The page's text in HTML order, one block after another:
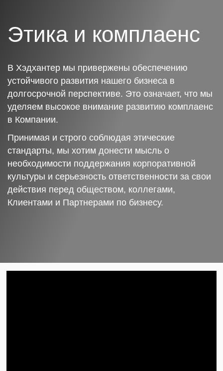
Этика и комплаенс
В Хэдхантер мы привержены обеспечению
устойчивого развития нашего бизнеса в
долгосрочной перспективе. Это означает, что мы
уделяем высокое внимание развитию комплаенс
в Компании.
Принимая и строго соблюдая этические
стандарты, мы хотим донести мысль о
необходимости поддержания корпоративной
культуры и серьезность ответственности за свои
действия перед обществом, коллегами,
Клиентами и Партнерами по бизнесу.